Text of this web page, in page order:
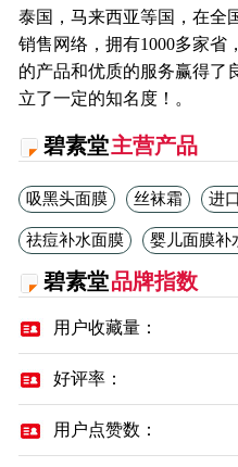
泰国，马来西亚等国，在全
销售网络，拥有1000多家省
的产品和优质的服务赢得了
立了一定的知名度！。
碧素堂主营产品
吸黑头面膜 丝袜霜 进
祛痘补水面膜 婴儿面膜补
碧素堂品牌指数
用户收藏量：
好评率：
用户点赞数：